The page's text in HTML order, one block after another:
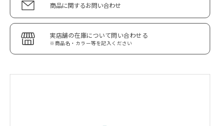
商品に関するお問い合わせ
実店舗の在庫について問い合わせる
※商品名・カラー等を記入ください